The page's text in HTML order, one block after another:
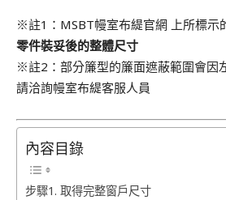
※註1：MSBT幔室布緹官網 上所標示
零件裝妥後的整體尺寸
※註2：部分簾型的簾面遮蔽範圍會因
請洽詢幔室布緹客服人員
內容目錄
步驟1. 取得完整窗戶尺寸